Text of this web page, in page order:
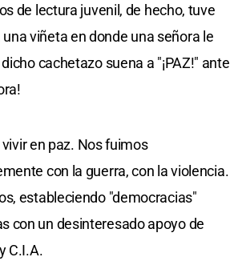
de lectura juvenil, de hecho, tuve
viñeta en donde una señora le
cachetazo suena a "¡PAZ!" ante
en paz. Nos fuimos
con la guerra, con la violencia.
estableciendo "democracias"
con un desinteresado apoyo de
C.I.A.